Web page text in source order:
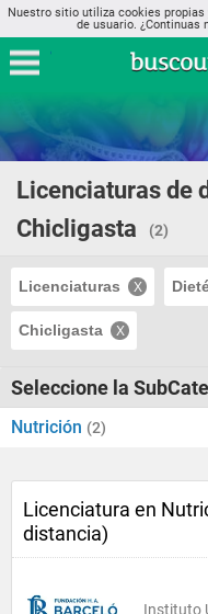
Nuestro sitio utiliza cookies
de usuario. ¿Continuas
Licenciaturas de
Chicligasta
(2)
Licenciaturas
Chicligasta
Seleccione la
Nutrición (2)
Licenciatura en
distancia)
Instituto